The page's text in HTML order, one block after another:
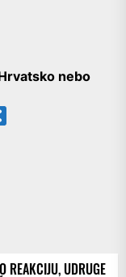
nebo
REAKCIJU, UDRUGE